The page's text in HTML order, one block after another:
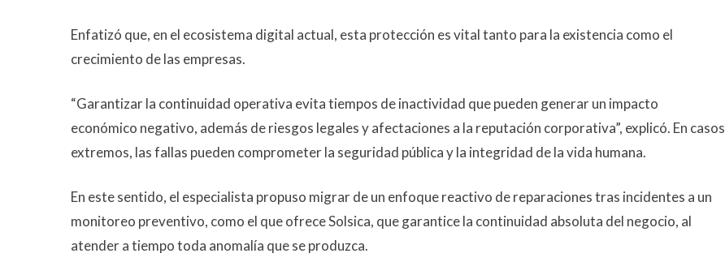
Enfatizó que, en el ecosistema digital actual, esta protección es vital tanto para la existencia como el
crecimiento de las empresas.
“Garantizar la continuidad operativa evita tiempos de inactividad que pueden generar un impacto
económico negativo, además de riesgos legales y afectaciones a la reputación corporativa”, explicó. En casos
extremos, las fallas pueden comprometer la seguridad pública y la integridad de la vida humana.
En este sentido, el especialista propuso migrar de un enfoque reactivo de reparaciones tras incidentes a un
monitoreo preventivo, como el que ofrece Solsica, que garantice la continuidad absoluta del negocio, al
atender a tiempo toda anomalía que se produzca.